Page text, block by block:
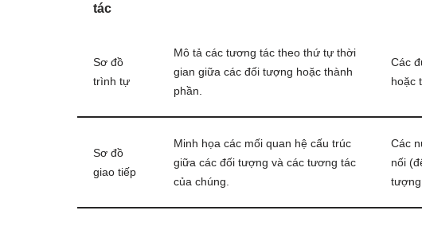
tác
Sơ đồ
trình tự
Mô tả các tương tác theo thứ tự thời
gian giữa các đối tượng hoặc thành
phần.
Các
hoặc
Sơ đồ
giao tiếp
Minh họa các mối quan hệ cấu trúc
giữa các đối tượng và các tương tác
của chúng.
Các
nối
tượng.